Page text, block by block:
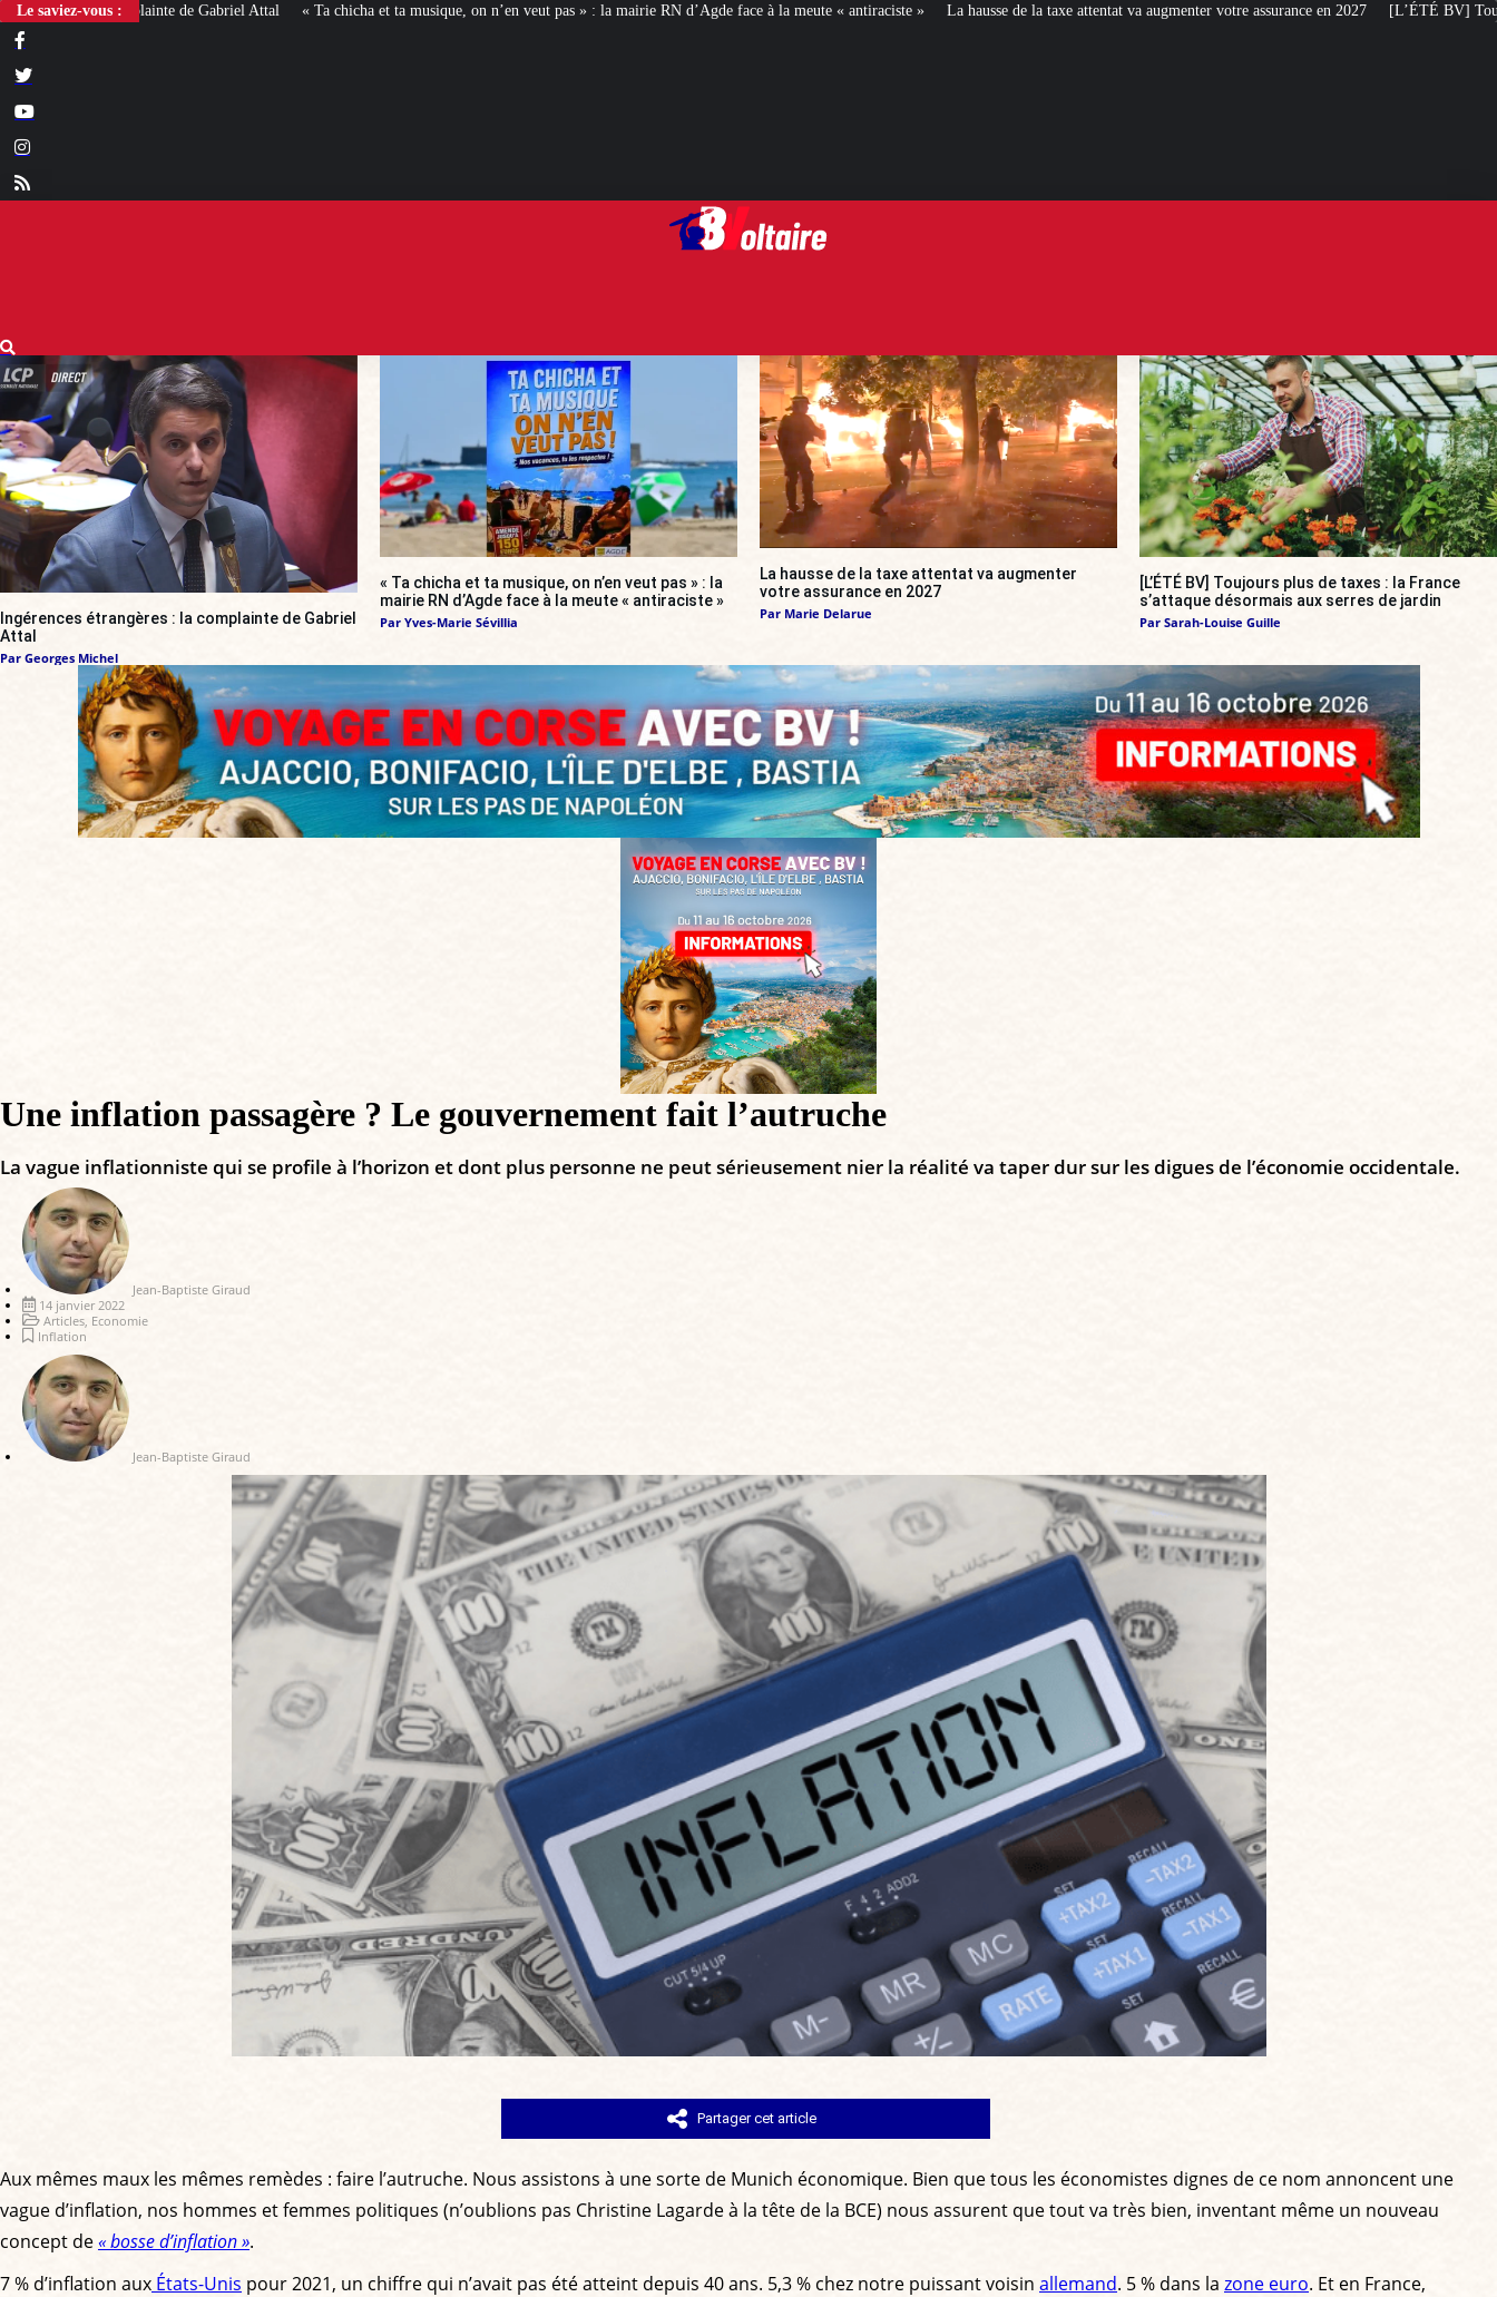
Le saviez-vous :« Ta chicha et ta musique, on n’en veut pas » : la mairie RN d’Agde face à la meute « antiraciste » La hausse de la taxe attentat va augmenter votre assurance en 2027 [L’ÉTÉ BV] Toujours plus de taxes : la
Ingérences étrangères : la complainte de Gabriel
Attal
Par Georges Michel
« Ta chicha et ta musique, on n’en veut pas » : la
mairie RN d’Agde face à la meute « antiraciste »
Par Yves-Marie Sévillia
La hausse de la taxe attentat va augmenter
votre assurance en 2027
Par Marie Delarue
[L’ÉTÉ BV] Toujours plus de taxes : la France
s’attaque désormais aux serres de jardin
Par Sarah-Louise Guille
Une inflation passagère ? Le gouvernement fait l’autruche
La vague inflationniste qui se profile à l’horizon et dont plus personne ne peut sérieusement nier la réalité va taper dur sur les digues de l’économie occidentale.
Jean-Baptiste Giraud
14 janvier 2022
Articles Economie
Inflation
Jean-Baptiste Giraud
Partager cet article
Aux mêmes maux les mêmes remèdes : faire l’autruche. Nous assistons à une sorte de Munich économique. Bien que tous les économistes dignes de ce nom annoncent une
vague d’inflation, nos hommes et femmes politiques (n’oublions pas Christine Lagarde à la tête de la BCE) nous assurent que tout va très bien, inventant même un nouveau
concept de« bosse d’inflation ».
7 % d’inflation aux États-Unis pour 2021, un chiffre qui n’avait pas été atteint depuis 40 ans. 5,3 % chez notre puissant voisin allemand. 5 % dans la zone euro. Et en France,